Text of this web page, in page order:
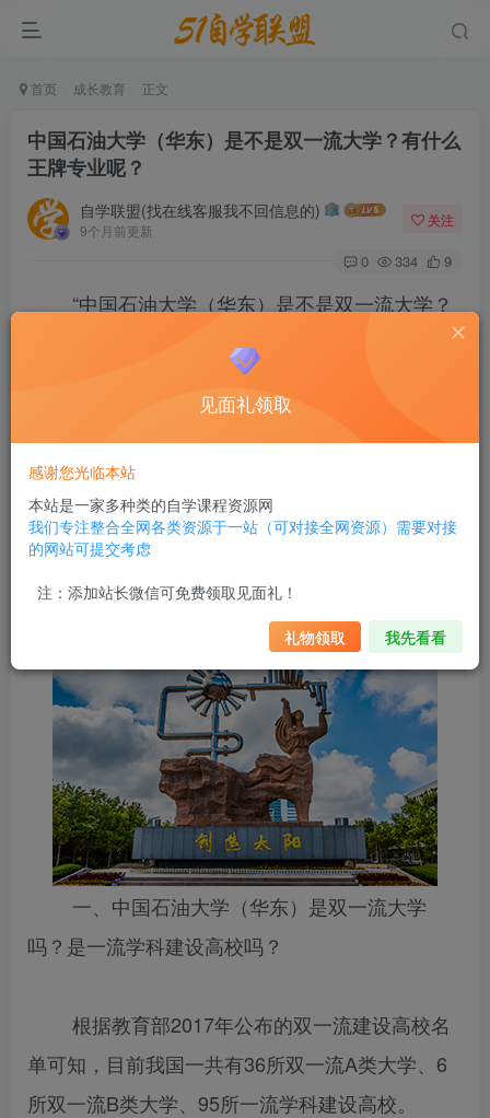
首页 成长教育 正文
中国石油大学（华东）是不是双一流大学？有什么
王牌专业呢？
自学联盟(找在线客服我不回信息的)
9个月前更新
关注
0 334 9
“中国石油大学（华东）是不是双一流大学？
是教育部正规的一流学科建设高校吗？”等问题是
众多高考生关注的。本文将为大家奉上中国石油大
学（华东）的院校级别、为大家展示这所学校的综
合实力，看完后大家会知晓中国石油大学（华东）
是否能算得上是一所名牌大学。
中国石油大学（华东）是不是双一流大学？有什么王牌专业
呢？
一、中国石油大学（华东）是双一流大学
吗？是一流学科建设高校吗？
根据教育部2017年公布的双一流建设高校名
单可知，目前我国一共有36所双一流A类大学、6
所双一流B类大学、95所一流学科建设高校。
见面礼领取
感谢您光临本站
本站是一家多种类的自学课程资源网
我们专注整合全网各类资源于一站（可对接全网资源）需要对接
的网站可提交考虑
注：添加站长微信可免费领取见面礼！
礼物领取 我先看看